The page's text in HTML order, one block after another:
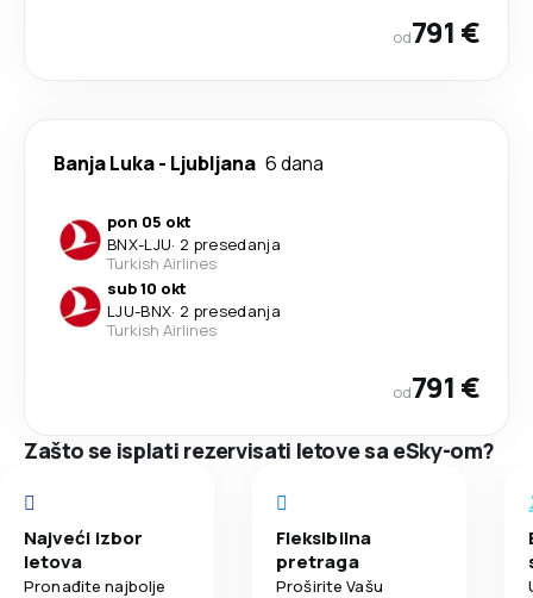
od791 €
Banja Luka- Ljubljana 6 dana
pon 05 okt
BNX-LJU· 2 presedanja
Turkish Airlines
sub 10 okt
LJU-BNX· 2 presedanja
Turkish Airlines
od791 €
Zašto se isplati rezervisati letove sa eSky-om?
Najveći izbor
letova
Pronađite najbolje
Fleksibilna
pretraga
Proširite Vašu